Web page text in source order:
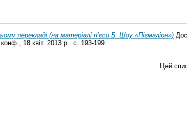
перекладі (на матеріалі п’єси Б. Шоу «Пігмаліон»)
18 квіт. 2013 р.. с. 193-199.
Цей